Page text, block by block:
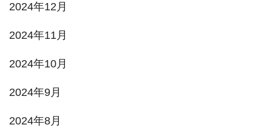
2024年12月
2024年11月
2024年10月
2024年9月
2024年8月